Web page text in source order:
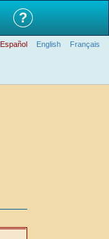
?
Español English Français